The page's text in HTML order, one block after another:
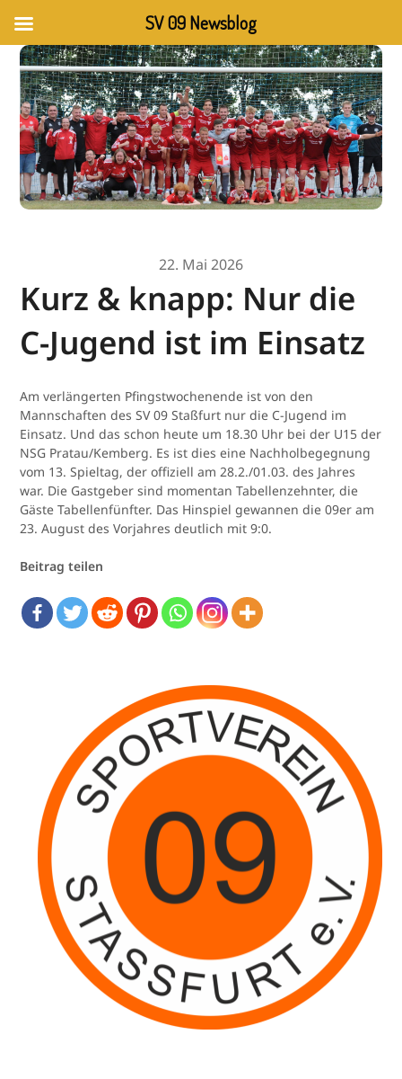
22. Mai 2026
Kurz & knapp: Nur die
C-Jugend ist im Einsatz
Am verlängerten Pfingstwochenende ist von den
Mannschaften des SV 09 Staßfurt nur die C-Jugend im
Einsatz. Und das schon heute um 18.30 Uhr bei der U15 der
NSG Pratau/Kemberg. Es ist dies eine Nachholbegegnung
vom 13. Spieltag, der offiziell am 28.2./01.03. des Jahres
war. Die Gastgeber sind momentan Tabellenzehnter, die
Gäste Tabellenfünfter. Das Hinspiel gewannen die 09er am
23. August des Vorjahres deutlich mit 9:0.
Beitrag teilen
SV 09 Newsblog